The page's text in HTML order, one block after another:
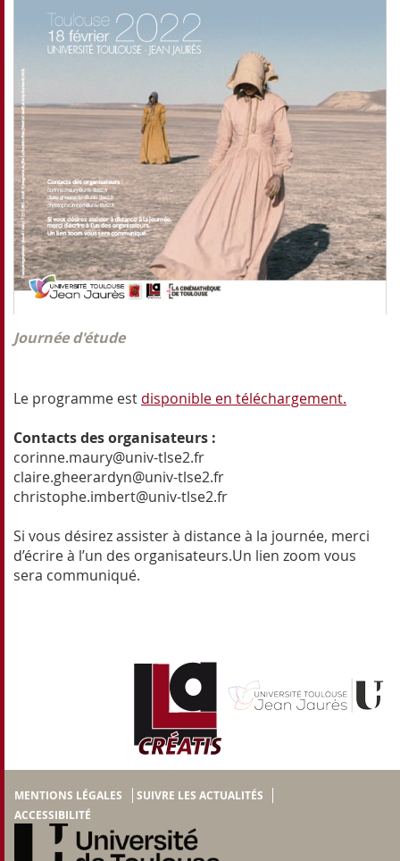
Journée d'étude
Le programme est disponible en téléchargement.
Contacts des organisateurs :
corinne.maury@univ-tlse2.fr
claire.gheerardyn@univ-tlse2.fr
christophe.imbert@univ-tlse2.fr
Si vous désirez assister à distance à la journée, merci
d’écrire à l’un des organisateurs.Un lien zoom vous
sera communiqué.
MENTIONS LÉGALES
SUIVRE LES ACTUALITÉS
ACCESSIBILITÉ